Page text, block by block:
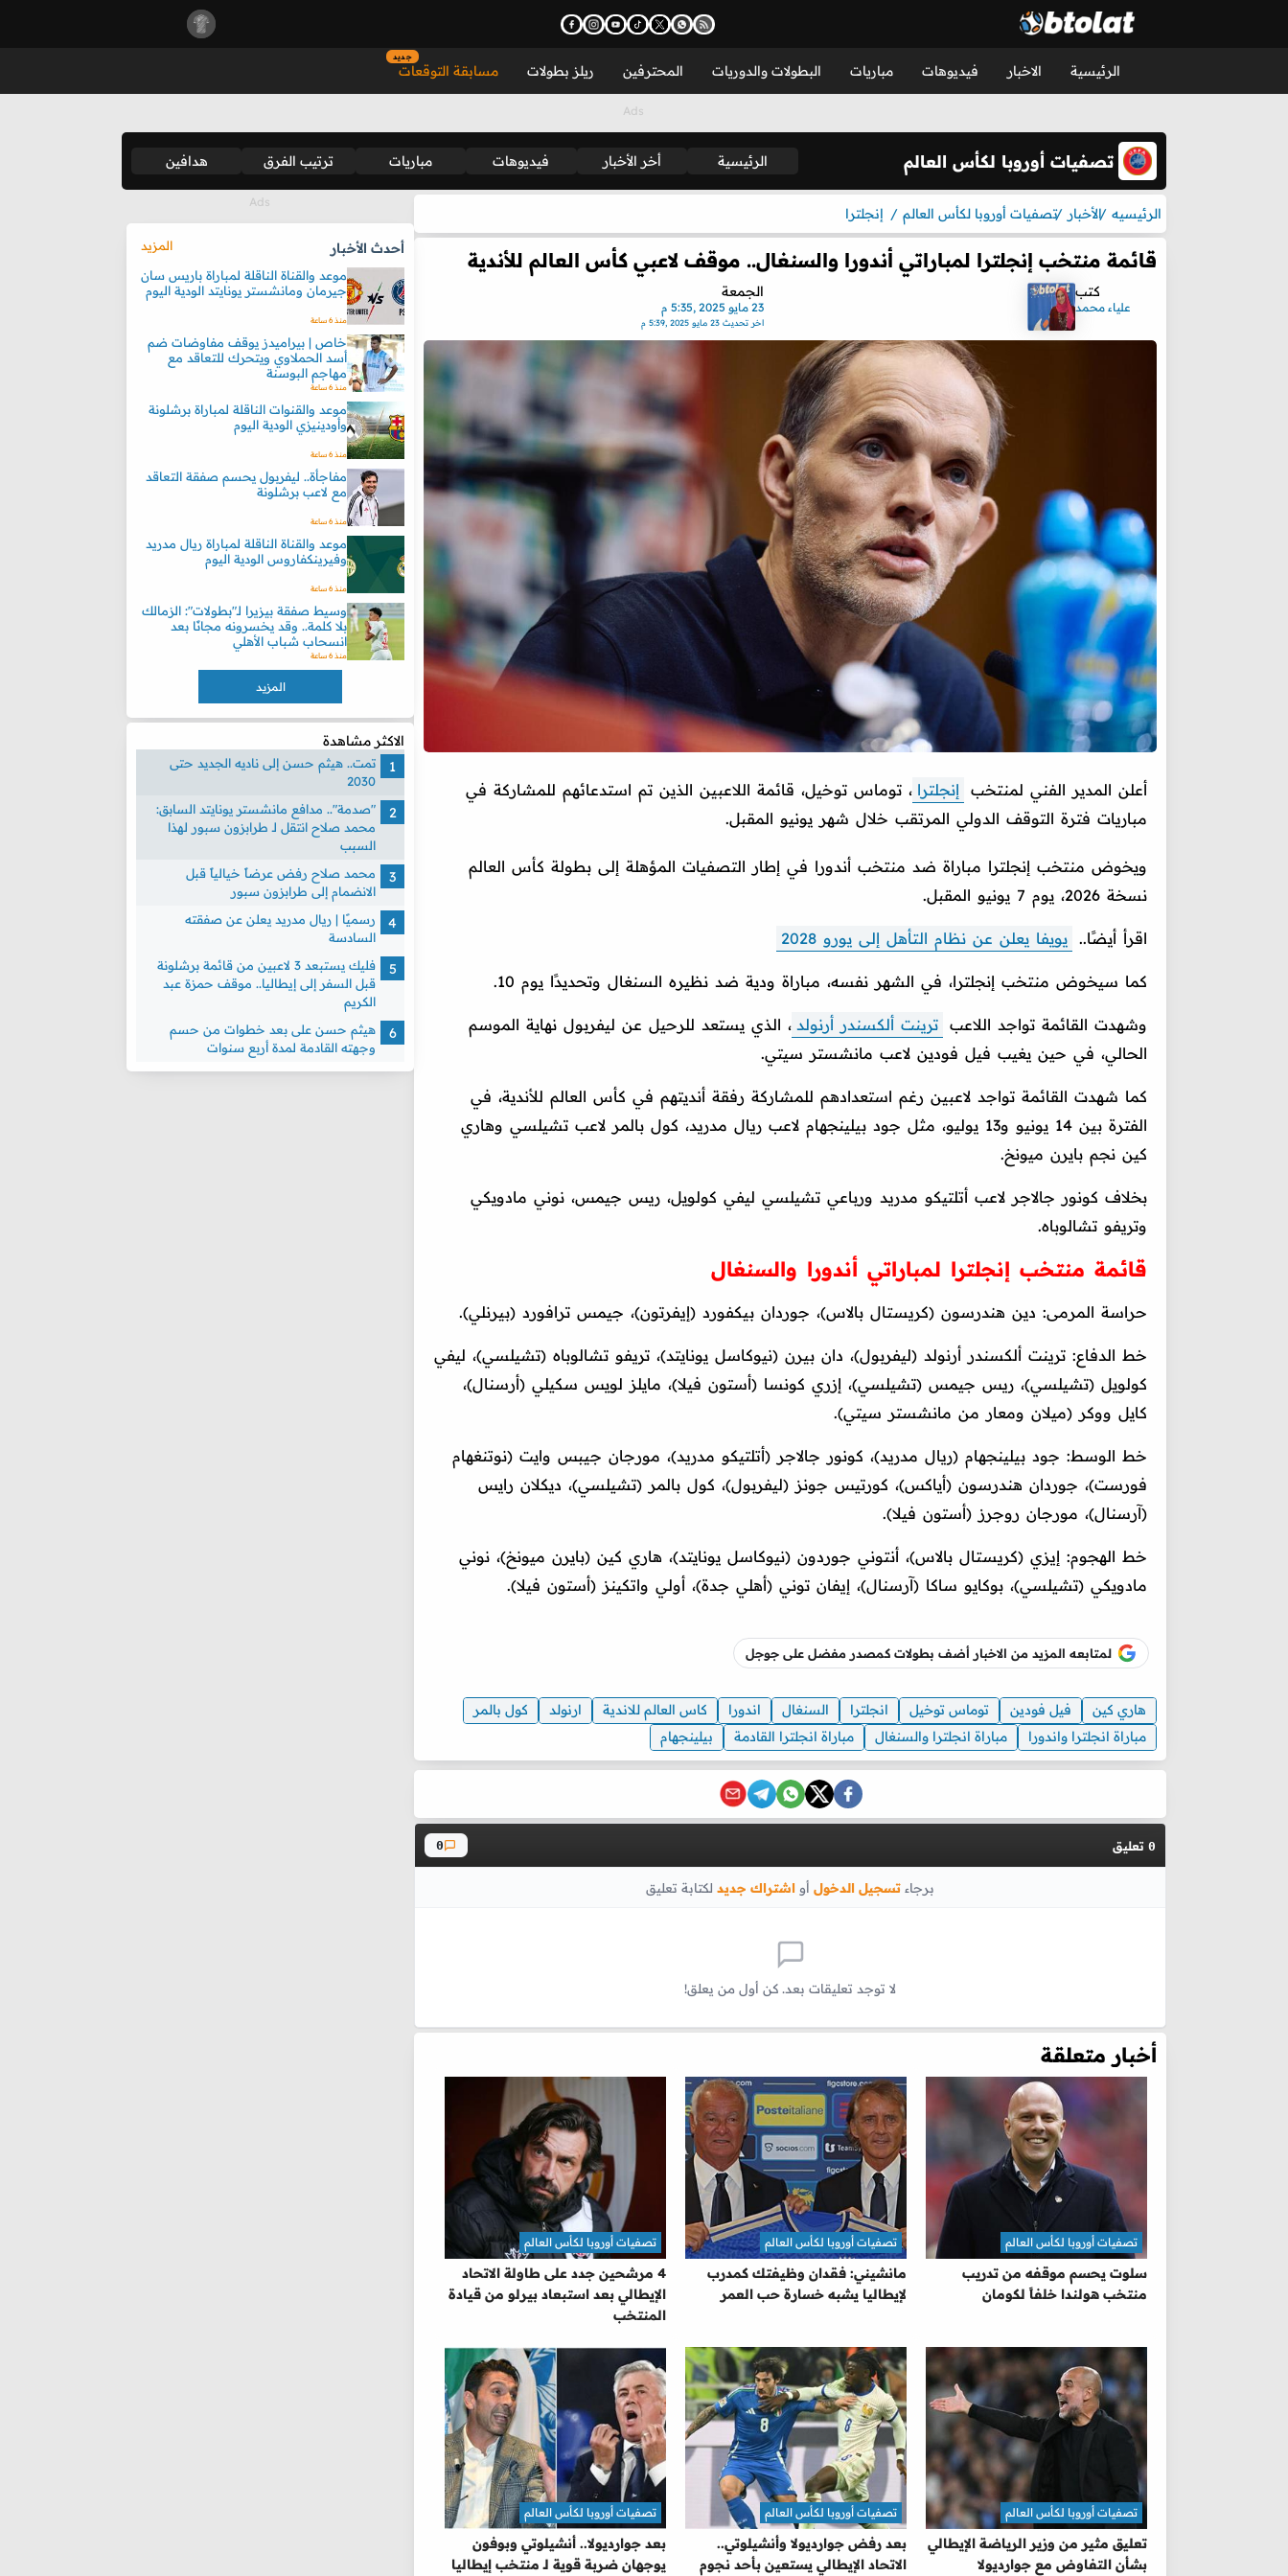
الرئيسية الاخبار فيديوهات مباريات البطولات والدوريات المحترفين ريلز بطولات مسابقة التوقعات
جديد
تصفيات أوروبا لكأس العالم الرئيسية أخر الأخبار فيديوهات مباريات ترتيب الفرق هدافين
الرئيسيه الأخبار تصفيات أوروبا لكأس العالم إنجلترا
قائمة منتخب إنجلترا لمباراتي أندورا والسنغال.. موقف لاعبي كأس العالم للأندية
كتب
علياء محمد
الجمعة
23 مايو 2025 ,5:35 م
اخر تحديث 23 مايو 2025 ,5:39 م
أعلن المدير الفني لمنتخب إنجلترا ، توماس توخيل، قائمة اللاعبين الذين تم استدعائهم للمشاركة في
مباريات فترة التوقف الدولي المرتقب خلال شهر يونيو المقبل.
ويخوض منتخب إنجلترا مباراة ضد منتخب أندورا في إطار التصفيات المؤهلة إلى بطولة كأس العالم
نسخة 2026، يوم 7 يونيو المقبل.
اقرأ أيضًا.. يويفا يعلن عن نظام التأهل إلى يورو 2028
كما سيخوض منتخب إنجلترا، في الشهر نفسه، مباراة ودية ضد نظيره السنغال وتحديدًا يوم 10.
وشهدت القائمة تواجد اللاعب ترينت ألكسندر أرنولد ، الذي يستعد للرحيل عن ليفربول نهاية الموسم
الحالي، في حين يغيب فيل فودين لاعب مانشستر سيتي.
كما شهدت القائمة تواجد لاعبين رغم استعدادهم للمشاركة رفقة أنديتهم في كأس العالم للأندية، في
الفترة بين 14 يونيو و13 يوليو، مثل جود بيلينجهام لاعب ريال مدريد، كول بالمر لاعب تشيلسي وهاري
كين نجم بايرن ميونخ.
بخلاف كونور جالاجر لاعب أتلتيكو مدريد ورباعي تشيلسي ليفي كولويل، ريس جيمس، نوني مادويكي
وتريفو تشالوباه.
قائمة منتخب إنجلترا لمباراتي أندورا والسنغال
حراسة المرمى: دين هندرسون (كريستال بالاس)، جوردان بيكفورد (إيفرتون)، جيمس ترافورد (بيرنلي).
خط الدفاع: ترينت ألكسندر أرنولد (ليفربول)، دان بيرن (نيوكاسل يونايتد)، تريفو تشالوباه (تشيلسي)، ليفي
كولويل (تشيلسي)، ريس جيمس (تشيلسي)، إزري كونسا (أستون فيلا)، مايلز لويس سكيلي (أرسنال)،
كايل ووكر (ميلان ومعار من مانشستر سيتي).
خط الوسط: جود بيلينجهام (ريال مدريد)، كونور جالاجر (أتلتيكو مدريد)، مورجان جيبس وايت (نوتنغهام
فورست)، جوردان هندرسون (أياكس)، كورتيس جونز (ليفربول)، كول بالمر (تشيلسي)، ديكلان رايس
(آرسنال)، مورجان روجرز (أستون فيلا).
خط الهجوم: إيزي (كريستال بالاس)، أنتوني جوردون (نيوكاسل يونايتد)، هاري كين (بايرن ميونخ)، نوني
مادويكي (تشيلسي)، بوكايو ساكا (آرسنال)، إيفان توني (أهلي جدة)، أولي واتكينز (أستون فيلا).
لمتابعه المزيد من الاخبار أضف بطولات كمصدر مفضل على جوجل
هاري كين فيل فودين توماس توخيل انجلترا السنغال اندورا كاس العالم للاندية ارنولد
كول بالمر
مباراة انجلترا واندورا
مباراة انجلترا والسنغال مباراة انجلترا القادمة بيلينجهام
0 تعليق 0
برجاء تسجيل الدخول أو اشتراك جديد لكتابة تعليق
لا توجد تعليقات بعد. كن أول من يعلق!
أخبار متعلقة
سلوت يحسم موقفه من تدريب
منتخب هولندا خلفاً لكومان
تصفيات أوروبا لكأس العالم
مانشيني: فقدان وظيفتك كمدرب
لإيطاليا يشبه خسارة حب العمر
تصفيات أوروبا لكأس العالم
4 مرشحين جدد على طاولة الاتحاد
الإيطالي بعد استبعاد بيرلو من قيادة
المنتخب
تصفيات أوروبا لكأس العالم
تعليق مثير من وزير الرياضة الإيطالي
بشأن التفاوض مع جوارديولا
تصفيات أوروبا لكأس العالم
بعد رفض جوارديولا وأنشيلوتي..
الاتحاد الإيطالي يستعين بأحد نجوم
تصفيات أوروبا لكأس العالم
بعد جوارديولا.. أنشيلوتي وبوفون
يوجهان ضربة قوية لـ منتخب إيطاليا
تصفيات أوروبا لكأس العالم
أحدث الأخبار
المزيد
موعد والقناة الناقلة لمباراة باريس سان
جيرمان ومانشستر يونايتد الودية اليوم
منذ 6 ساعة
خاص | بيراميدز يوقف مفاوضات ضم
أسد الحملاوي ويتحرك للتعاقد مع
مهاجم البوسنة
منذ 6 ساعة
موعد والقنوات الناقلة لمباراة برشلونة
وأودينيزي الودية اليوم
منذ 6 ساعة
مفاجأة.. ليفربول يحسم صفقة التعاقد
مع لاعب برشلونة
منذ 6 ساعة
موعد والقناة الناقلة لمباراة ريال مدريد
وفيرينكفاروس الودية اليوم
منذ 6 ساعة
وسيط صفقة بيزيرا لـ"بطولات": الزمالك
بلا كلمة.. وقد يخسرونه مجانًا بعد
انسحاب شباب الأهلي
منذ 6 ساعة
المزيد
الاكثر مشاهدة
تمت.. هيثم حسن إلى ناديه الجديد حتى
2030
"صدمة".. مدافع مانشستر يونايتد السابق:
محمد صلاح انتقل لـ طرابزون سبور لهذا
السبب
محمد صلاح رفض عرضاً خيالياً قبل
الانضمام إلى طرابزون سبور
رسميًا | ريال مدريد يعلن عن صفقته
السادسة
فليك يستبعد 3 لاعبين من قائمة برشلونة
قبل السفر إلى إيطاليا.. موقف حمزة عبد
الكريم
هيثم حسن على بعد خطوات من حسم
وجهته القادمة لمدة أربع سنوات